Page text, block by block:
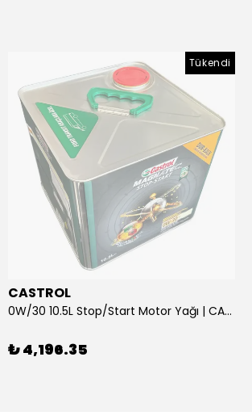
Tükendi
CASTROL
0W/30 10.5L Stop/Start Motor Yağı | CASTROL
₺ 4,196.35